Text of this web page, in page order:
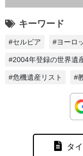
キーワード
#セルビア #ヨーロ
#2004年登録の世界遺
#危機遺産リスト #
タ